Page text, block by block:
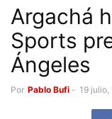
Argachá
Sports
Ángeles
Por Pablo Bufi - 19 julio,